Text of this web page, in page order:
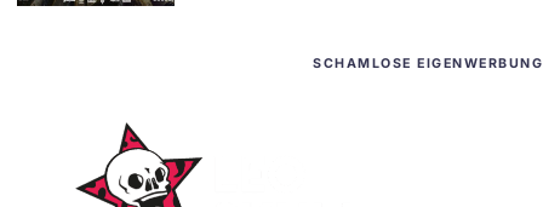
SCHAMLOSE EIGENWERBUNG